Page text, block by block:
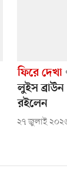
ফিরে দেখা
লুইস
রইলেন
২৭ জুলাই